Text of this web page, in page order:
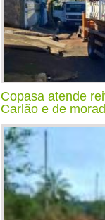
Copasa atende
Carlão e de